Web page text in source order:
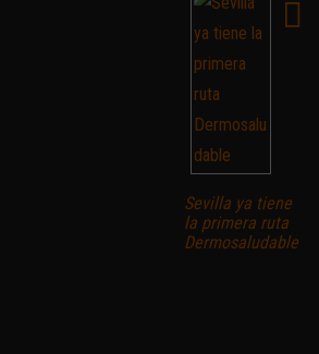
Sevilla ya tiene
la primera ruta
Dermosaludable